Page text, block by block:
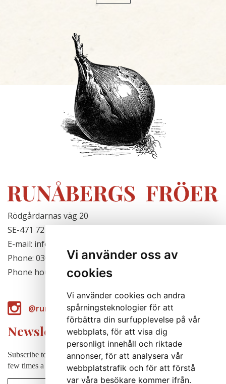
Vi använder oss av
cookies
Vi använder cookies och andra
spårningsteknologier för att
förbättra din surfupplevelse på vår
webbplats, för att visa dig
personligt innehåll och riktade
annonser, för att analysera vår
webbplatstrafik och för att förstå
var våra besökare kommer ifrån.
Rödgårdarnas väg 20
SE-471 72 Hjälteby, Sweden
E-mail: info@runabergsfroer.se
Phone: 0303-777140
Phone hours: Closed for the season
@runabergsfroer
Newsletter
Subscribe to our newsletter to receive news, cultivation tips etc. a
few times a year (in swedish).